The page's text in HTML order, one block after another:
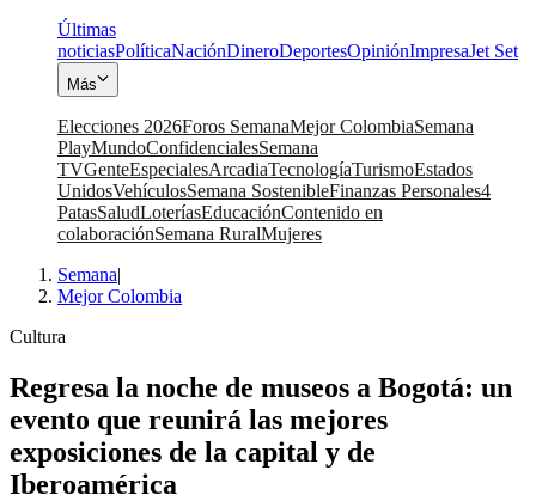
Últimas
noticiasPolíticaNaciónDineroDeportesOpiniónImpresaJet Set
Más
Elecciones 2026Foros SemanaMejor ColombiaSemana
PlayMundoConfidencialesSemana
TVGenteEspecialesArcadiaTecnologíaTurismoEstados
UnidosVehículosSemana SostenibleFinanzas Personales4
PatasSaludLoteríasEducaciónContenido en
colaboraciónSemana RuralMujeres
Semana|
Mejor Colombia
Cultura
Regresa la noche de museos a Bogotá: un
evento que reunirá las mejores
exposiciones de la capital y de
Iberoamérica